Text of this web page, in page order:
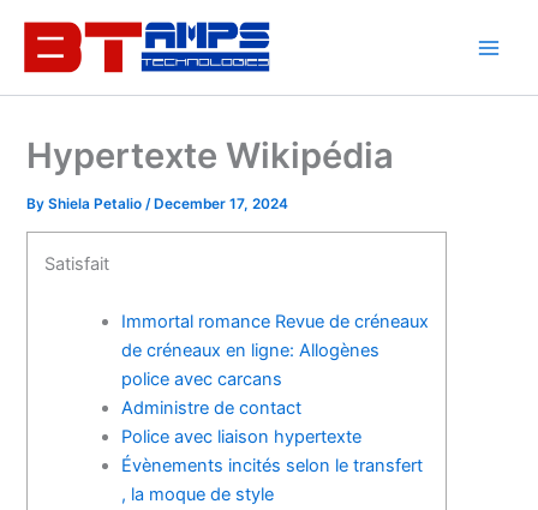
content
Hypertexte Wikipédia
ByShiela Petalio/December 17, 2024
Satisfait
Immortal romance Revue de créneaux
de créneaux en ligne: Allogènes
police avec carcans
Administre de contact
Police avec liaison hypertexte
Évènements incités selon le transfert
, la moque de style